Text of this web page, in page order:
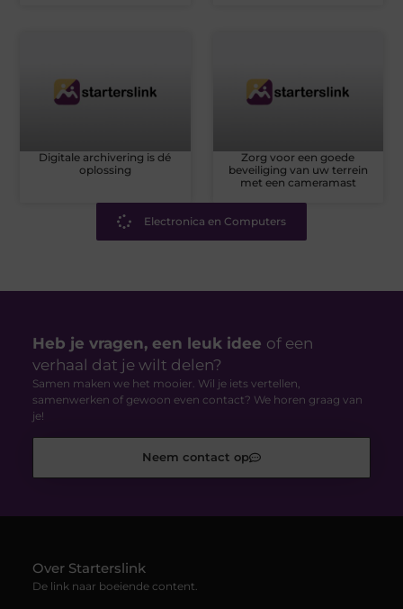
Digitale archivering is dé
oplossing
Zorg voor een goede
beveiliging van uw terrein
met een cameramast
Electronica en Computers
Heb je vragen, een leuk idee of een
verhaal dat je wilt delen?
Samen maken we het mooier. Wil je iets vertellen,
samenwerken of gewoon even contact? We horen graag van
je!
Neem contact op
Over Starterslink
De link naar boeiende content.